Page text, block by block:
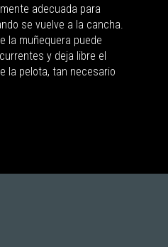
adecuada para
se vuelve a la cancha.
la muñequera puede
y deja libre el
la pelota, tan necesario